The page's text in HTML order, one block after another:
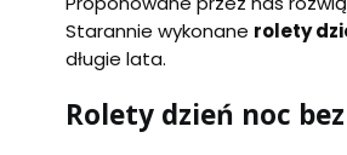
Starannie wykonane rolety
długie lata.
Rolety dzień noc